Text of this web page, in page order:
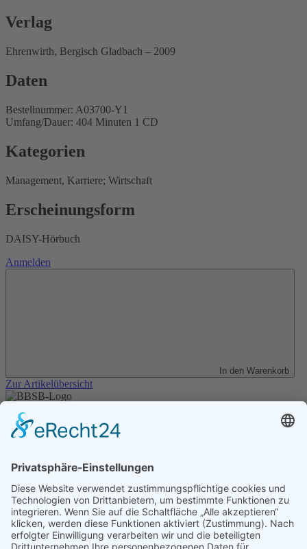
Verlag
Ehrenwirth, Bergisch Gladbach – 2009
Daten
Bestellnummer: A03700-Y1
Umfang/Dauer: 404 Minuten 1 CD
Kategorien
Management, Karriere; Wirtschaft
Erscheinungsform
DAISY-Hörbuch
Anmelden
In den Warenkorb
Zur Artikelübersicht
Unser Angebot
Shop
Datenschutz
Kontakt
Transparenzerklärung
BBSB-Inform: täglich aktualisierte Infos